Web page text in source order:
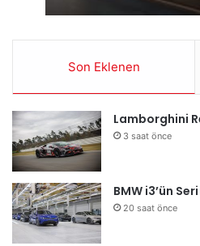
Son Eklenen
Lamborghini
3 saat önce
BMW i3’ün
20 saat önce